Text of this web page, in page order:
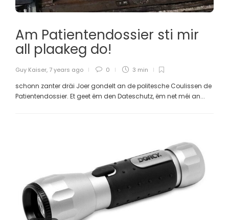
Am Patientendossier sti mir
all plaakeg do!
Guy Kaiser, 7 years ago 0 3 min
schonn zanter dräi Joer gondelt an de politesche Coulissen de
Patientendossier. Et geet ëm den Dateschutz, ëm net méi an...